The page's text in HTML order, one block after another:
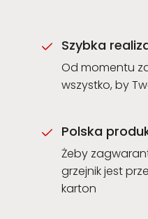
Szybka
Od momentu
wszystko, by
Polska
Żeby
grzejnik jest
karton